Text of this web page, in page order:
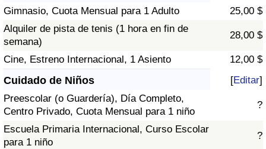
Gimnasio, Cuota Mensual para 1 Adulto
25,00 $
Alquiler de pista de tenis (1 hora en fin de
semana)
28,00 $
Cine, Estreno Internacional, 1 Asiento 12,00 $
Cuidado de Niños [Editar]
Preescolar (o Guardería), Día Completo,
Centro Privado, Cuota Mensual para 1 niño
?
Escuela Primaria Internacional, Curso Escolar
para 1 niño
?